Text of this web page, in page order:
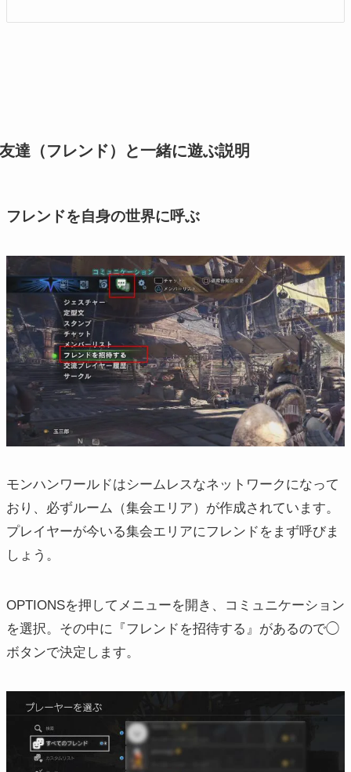
友達（フレンド）と一緒に遊ぶ説明
フレンドを自身の世界に呼ぶ
モンハンワールドはシームレスなネットワークになって
おり、必ずルーム（集会エリア）が作成されています。
プレイヤーが今いる集会エリアにフレンドをまず呼びま
しょう。
OPTIONSを押してメニューを開き、コミュニケーション
を選択。その中に『フレンドを招待する』があるので◯
ボタンで決定します。